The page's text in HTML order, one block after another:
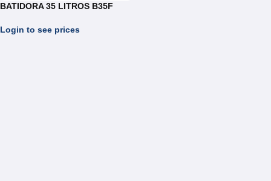
BATIDORA 35 LITROS B35F
Login to see prices